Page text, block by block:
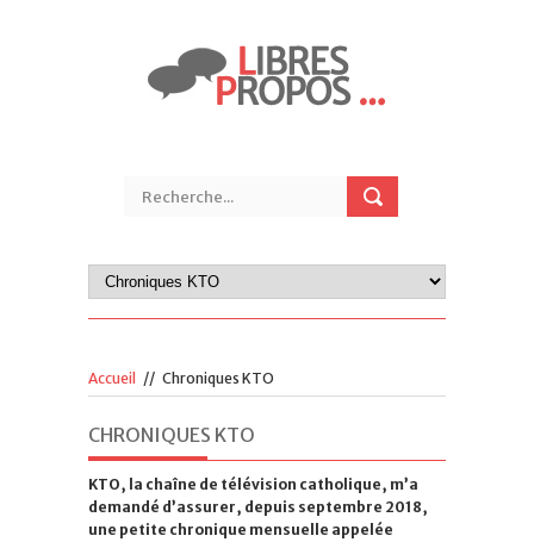
Accueil // Chroniques KTO
CHRONIQUES KTO
KTO, la chaîne de télévision catholique, m’a
demandé d’assurer, depuis septembre 2018,
une petite chronique mensuelle appelée